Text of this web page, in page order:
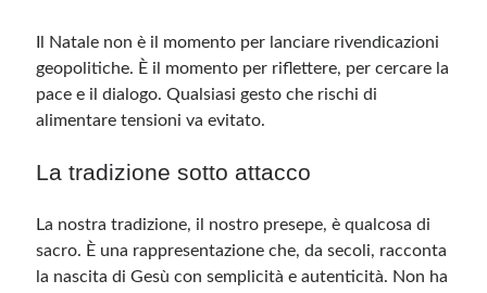
Il Natale non è il momento per lanciare rivendicazioni
geopolitiche. È il momento per riflettere, per cercare la
pace e il dialogo. Qualsiasi gesto che rischi di
alimentare tensioni va evitato.
La tradizione sotto attacco
La nostra tradizione, il nostro presepe, è qualcosa di
sacro. È una rappresentazione che, da secoli, racconta
la nascita di Gesù con semplicità e autenticità. Non ha